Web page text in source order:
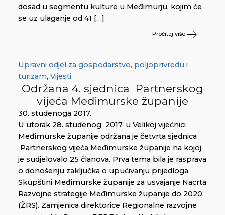
dosad u segmentu kulture u Međimurju, kojim će
se uz ulaganje od 41 […]
Pročitaj više
Upravni odjel za gospodarstvo, poljoprivredu i
turizam, Vijesti
Održana 4. sjednica Partnerskog
vijeća Međimurske županije
30. studenoga 2017.
U utorak 28. studenog 2017. u Velikoj vijećnici
Međimurske županije održana je četvrta sjednica
Partnerskog vijeća Međimurske županije na kojoj
je sudjelovalo 25 članova. Prva tema bila je rasprava
o donošenju zaključka o upućivanju prijedloga
Skupštini Međimurske županije za usvajanje Nacrta
Razvojne strategije Međimurske županije do 2020.
(ŽRS). Zamjenica direktorice Regionalne razvojne